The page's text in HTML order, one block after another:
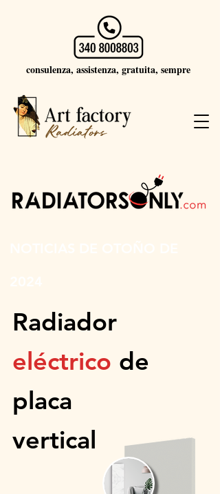
consulenza, assistenza, gratuita, sempre
Radiador
eléctrico de
placa
vertical